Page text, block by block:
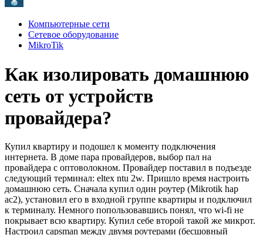
Компьютерные сети
Сетевое оборудование
MikroTik
Как изолировать домашнюю
сеть от устройств
провайдера?
Купил квартиру и подошел к моменту подключения
интернета. В доме пара провайдеров, выбор пал на
провайдера с оптоволокном. Провайдер поставил в подъезде
следующий терминал: eltex ntu 2w. Пришло время настроить
домашнюю сеть. Сначала купил один роутер (Mikrotik hap
ac2), установил его в входной группе квартиры и подключил
к терминалу. Немного попользовавшись понял, что wi-fi не
покрывает всю квартиру. Купил себе второй такой же микрот.
Настроил capsman между двумя роутерами (бесшовный